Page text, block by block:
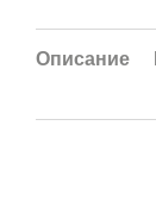
Описание